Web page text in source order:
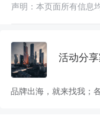
声明：本页面所有信息
活动分
品牌出海，就来找我；